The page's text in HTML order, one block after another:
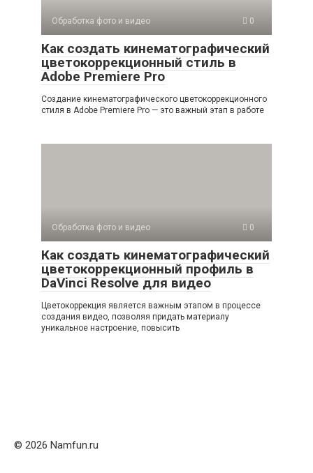
Обработка фото и видео 0
Как создать кинематографический
цветокоррекционный стиль в
Adobe Premiere Pro
Создание кинематографического цветокоррекционного
стиля в Adobe Premiere Pro — это важный этап в работе
Обработка фото и видео 0
Как создать кинематографический
цветокоррекционный профиль в
DaVinci Resolve для видео
Цветокоррекция является важным этапом в процессе
создания видео, позволяя придать материалу
уникальное настроение, повысить
© 2026 Namfun.ru